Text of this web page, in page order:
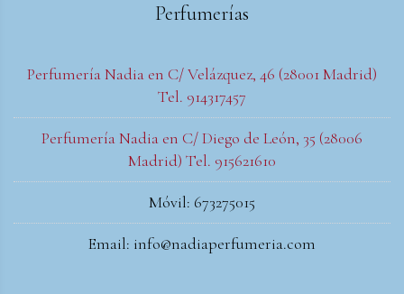
Perfumerías
Perfumería Nadia en C/ Velázquez, 46 (28001 Madrid)
Tel. 914317457
Perfumería Nadia en C/ Diego de León, 35 (28006
Madrid) Tel. 915621610
Móvil: 673275015
Email: info@nadiaperfumeria.com